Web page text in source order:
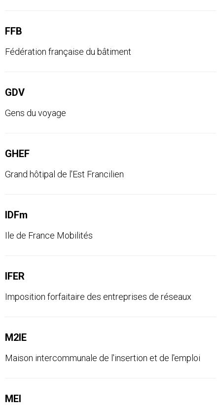
FFB
Fédération française du bâtiment
GDV
Gens du voyage
GHEF
Grand hôtipal de l'Est Francilien
IDFm
Ile de France Mobilités
IFER
Imposition forfaitaire des entreprises de réseaux
M2IE
Maison intercommunale de l'insertion et de l'emploi
MEI